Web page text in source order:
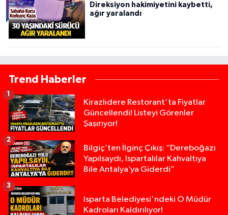
Direksiyon hakimiyetini kaybetti,
ağır yaralandı
Trend Haberler
Kirazlıdere Restorant'ta Fiyatlar
Güncellendi! Listeyi Görenler
Şaşırıyor!
1
Bilgiç’ten İlginç Çıkış: “Dereboğazı
Yapılsaydı, Ispartalılar Kahvaltıya
Bile Antalya’ya Giderdi”
2
Isparta Belediyesi'ndeki O Müdür
Kadroları Kaldırılıyor!
3